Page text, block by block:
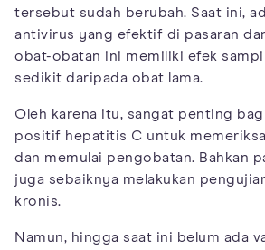
tersebut sudah berubah. Saat ini,
antivirus yang efektif di pasaran
obat-obatan ini memiliki efek
sedikit daripada obat lama.
Oleh karena itu, sangat penting
positif hepatitis C untuk
dan memulai pengobatan. Bahkan
juga sebaiknya melakukan
kronis.
Namun, hingga saat ini belum ada